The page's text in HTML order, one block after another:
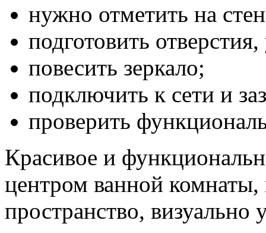
нужно отметить на
подготовить
повесить зеркало;
подключить к сети и
проверить
Красивое и
центром ванной комнаты,
пространство,